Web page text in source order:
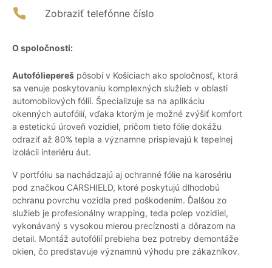
Zobraziť telefónne číslo
O spoločnosti:
Autofóliepereš pôsobí v Košiciach ako spoločnosť, ktorá
sa venuje poskytovaniu komplexných služieb v oblasti
automobilových fólií. Špecializuje sa na aplikáciu
okenných autofólií, vďaka ktorým je možné zvýšiť komfort
a estetickú úroveň vozidiel, pričom tieto fólie dokážu
odraziť až 80% tepla a významne prispievajú k tepelnej
izolácii interiéru áut.
V portfóliu sa nachádzajú aj ochranné fólie na karosériu
pod značkou CARSHIELD, ktoré poskytujú dlhodobú
ochranu povrchu vozidla pred poškodením. Ďalšou zo
služieb je profesionálny wrapping, teda polep vozidiel,
vykonávaný s vysokou mierou precíznosti a dôrazom na
detail. Montáž autofólií prebieha bez potreby demontáže
okien, čo predstavuje významnú výhodu pre zákazníkov.